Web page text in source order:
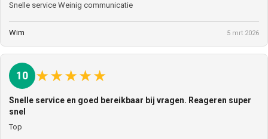
Snelle service Weinig communicatie
Wim 5 mrt 2026
10 ★★★★★
Snelle service en goed bereikbaar bij vragen. Reageren super
snel
Top